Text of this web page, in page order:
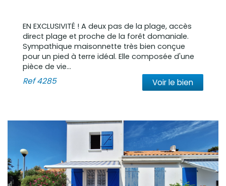
EN EXCLUSIVITÉ ! A deux pas de la plage, accès
direct plage et proche de la forêt domaniale.
Sympathique maisonnette très bien conçue
pour un pied à terre idéal. Elle composée d'une
pièce de vie...
Ref4285 Voir le bien